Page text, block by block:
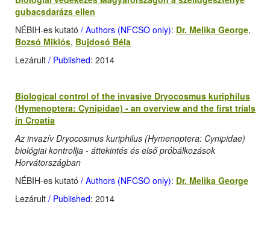
gubacsdarázs ellen
NÉBIH-es kutató / Authors (NFCSO only): Dr. Melika George,
Bozsó Miklós, Bujdosó Béla
Lezárult / Published: 2014
Biological control of the invasive Dryocosmus kuriphilus
(Hymenoptera: Cynipidae) - an overview and the first trials
in Croatia
Az invazív Dryocosmus kuriphilus (Hymenoptera: Cynipidae)
biológiai kontrollja - áttekintés és első próbálkozások
Horvátországban
NÉBIH-es kutató / Authors (NFCSO only): Dr. Melika George
Lezárult / Published: 2014